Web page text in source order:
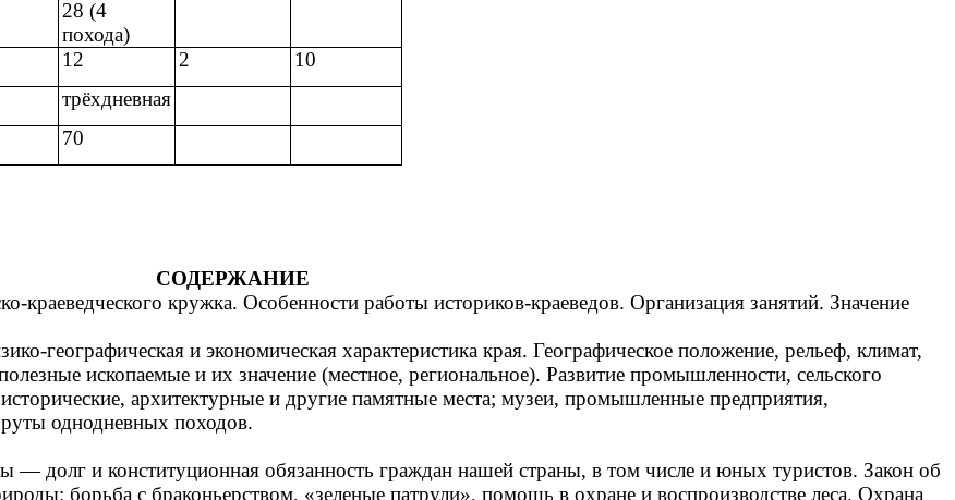
28 (4
похода)
12 2
10
трёхдневная
70
СОДЕРЖАНИЕ
краеведческого кружка. Особенности работы историков-краеведов. Организация занятий. Значение
географическая и экономическая характеристика края. Географическое положение, рельеф, климат,
ископаемые и их значение (местное, региональное). Развитие промышленности, сельского
архитектурные и другие памятные места; музеи, промышленные предприятия,
однодневных походов.
— долг и конституционная обязанность граждан нашей страны, в том числе и юных туристов. Закон об
борьба с браконьерством, «зеленые патрули», помощь в охране и воспроизводстве леса. Охрана